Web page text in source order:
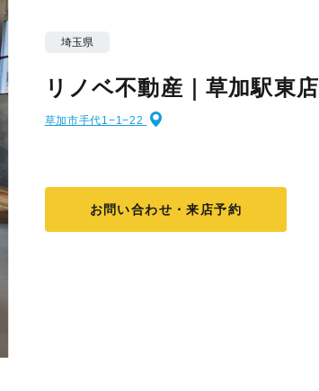
埼玉県
リノベ不動産｜草加駅東店
草加市手代1−1−22
お問い合わせ・来店予約